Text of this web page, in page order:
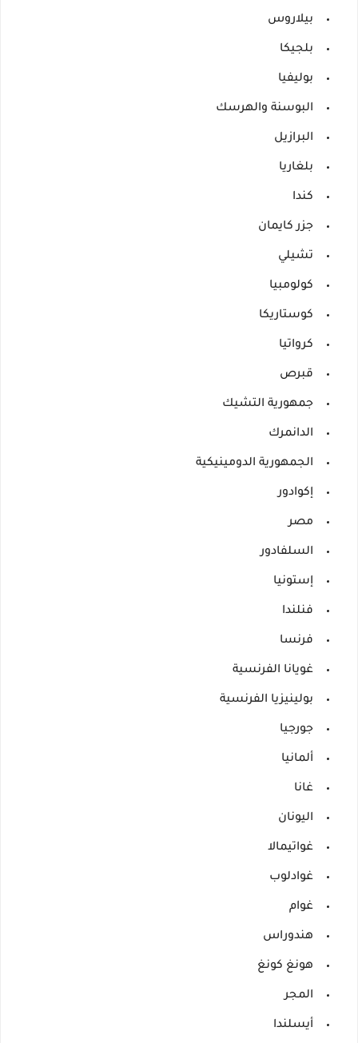
بيلاروس
بلجيكا
بوليفيا
البوسنة والهرسك
البرازيل
بلغاريا
كندا
جزر كايمان
تشيلي
كولومبيا
كوستاريكا
كرواتيا
قبرص
جمهورية التشيك
الدانمرك
الجمهورية الدومينيكية
إكوادور
مصر
السلفادور
إستونيا
فنلندا
فرنسا
غويانا الفرنسية
بولينيزيا الفرنسية
جورجيا
ألمانيا
غانا
اليونان
غواتيمالا
غوادلوب
غوام
هندوراس
هونغ كونغ
المجر
أيسلندا